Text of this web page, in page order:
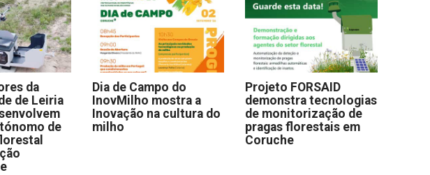
da
de Leiria
de
Dia de Campo do
InovMilho mostra a
Inovação na cultura do
milho
Projeto FORSAID
demonstra tecnologias
de monitorização de
pragas florestais em
Coruche